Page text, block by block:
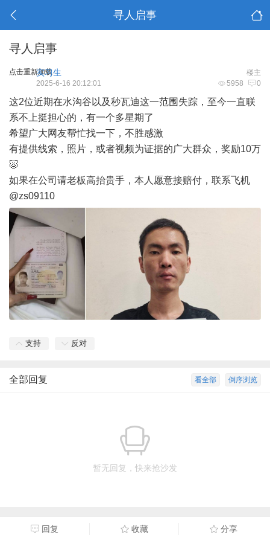
寻人启事
寻人启事
点击重新加载 楼主
实习生
5958 0
2025-6-16 20:12:01
这2位近期在水沟谷以及秒瓦迪这一范围失踪，至今一直联
系不上挺担心的，有一个多星期了
希望广大网友帮忙找一下，不胜感激
有提供线索，照片，或者视频为证据的广大群众，奖励10万
🐷
如果在公司请老板高抬贵手，本人愿意接赔付，联系飞机
@zs09110
支持 反对
倒序浏览
看全部
全部回复
暂无回复，快来抢沙发
回复 收藏 分享